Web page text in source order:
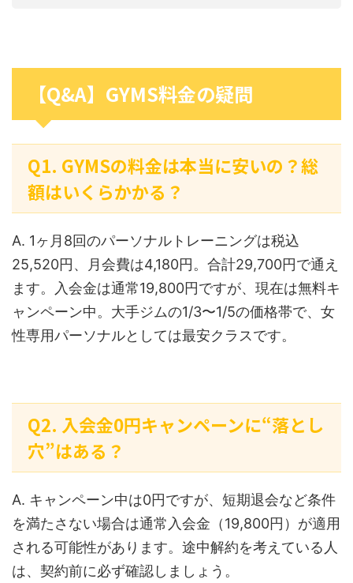
【Q&A】GYMS料金の疑問
Q1. GYMSの料金は本当に安いの？総
額はいくらかかる？
A. 1ヶ月8回のパーソナルトレーニングは税込
25,520円、月会費は4,180円。合計29,700円で通え
ます。入会金は通常19,800円ですが、現在は無料キ
ャンペーン中。大手ジムの1/3〜1/5の価格帯で、女
性専用パーソナルとしては最安クラスです。
Q2. 入会金0円キャンペーンに“落とし
穴”はある？
A. キャンペーン中は0円ですが、短期退会など条件
を満たさない場合は通常入会金（19,800円）が適用
される可能性があります。途中解約を考えている人
は、契約前に必ず確認しましょう。